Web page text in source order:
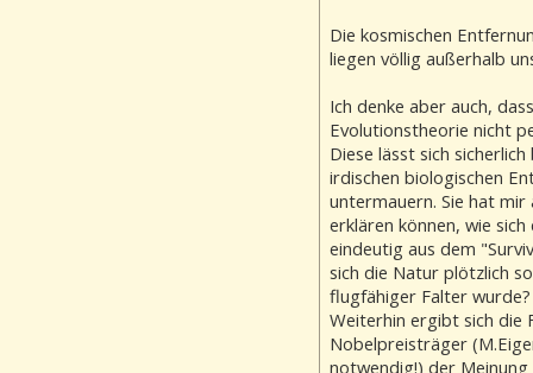
Die kosmischen
liegen völlig außerhalb
Ich denke aber auch,
Evolutionstheorie nicht
Diese lässt sich
irdischen biologischen
untermauern. Sie hat
erklären können, wie
eindeutig aus dem
sich die Natur plötzlich
flugfähiger Falter wurde?
Weiterhin ergibt sich die
Nobelpreisträger
notwendig!) der Meinung